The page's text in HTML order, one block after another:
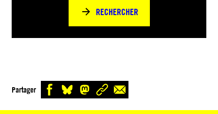
RECHERCHER
Partager